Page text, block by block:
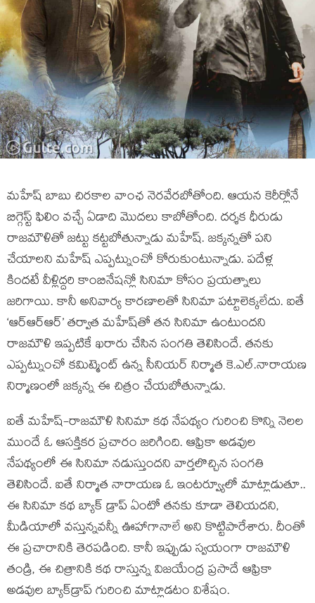
మహేష్ బాబు చిరకాల వాంఛ నెరవేరబోతోంది. ఆయన కెరీర్లోనే
బిగ్గెస్ట్ ఫిలిం వచ్చే ఏడాది మొదలు కాబోతోంది. దర్శక ధీరుడు
రాజమౌళితో జట్టు కట్టబోతున్నాడు మహేష్. జక్కన్నతో పని
చేయాలని మహేష్ ఎప్పట్నుంచో కోరుకుంటున్నాడు. పదేళ్ల
కిందటే వీళ్లిద్దరి కాంబినేషన్లో సినిమా కోసం ప్రయత్నాలు
జరిగాయి. కానీ అనివార్య కారణాలతో సినిమా పట్టాలెక్కలేదు. ఐతే
‘ఆర్ఆర్ఆర్’ తర్వాత మహేష్‌తో తన సినిమా ఉంటుందని
రాజమౌళి ఇప్పటికే ఖరారు చేసిన సంగతి తెలిసిందే. తనకు
ఎప్పట్నుంచో కమిట్మెంట్ ఉన్న సీనియర్ నిర్మాత కె.ఎల్.నారాయణ
నిర్మాణంలో జక్కన్న ఈ చిత్రం చేయబోతున్నాడు.
ఐతే మహేష్-రాజమౌళి సినిమా కథ నేపథ్యం గురించి కొన్ని నెలల
ముందే ఓ ఆసక్తికర ప్రచారం జరిగింది. ఆఫ్రికా అడవుల
నేపథ్యంలో ఈ సినిమా నడుస్తుందని వార్తలొచ్చిన సంగతి
తెలిసిందే. ఐతే నిర్మాత నారాయణ ఓ ఇంటర్వ్యూలో మాట్లాడుతూ..
ఈ సినిమా కథ బ్యాక్ డ్రాప్‌ ఏంటో తనకు కూడా తెలియదని,
మీడియాలో వస్తున్నవన్నీ ఊహాగానాలే అని కొట్టిపారేశారు. దీంతో
ఈ ప్రచారానికి తెరపడింది. కానీ ఇప్పుడు స్వయంగా రాజమౌళి
తండ్రి, ఈ చిత్రానికి కథ రాస్తున్న విజయేంద్ర ప్రసాదే ఆఫ్రికా
అడవుల బ్యాక్‌డ్రాప్ గురించి మాట్లాడటం విశేషం.